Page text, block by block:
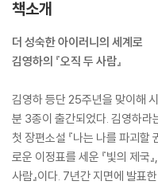
책소개
더 성숙한 아이러니의 세계로
김영하의 『오직 두 사람』
김영하 등단 25주년을 맞이해
분 3종이 출간되었다. 김영하라
첫 장편소설 『나는 나를 파괴할
로운 이정표를 세운 『빛의 제국
사람』이다. 7년간 지면에 발표